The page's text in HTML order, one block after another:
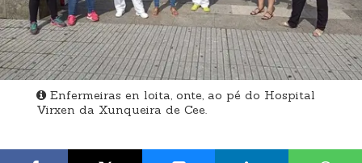
Enfermeiras en loita, onte, ao pé do Hospital
Virxen da Xunqueira de Cee.